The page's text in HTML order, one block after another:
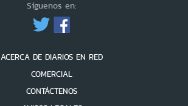
Síguenos en:
ACERCA DE DIARIOS EN RED
COMERCIAL
CONTÁCTENOS